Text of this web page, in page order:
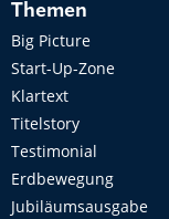
Themen
Big Picture
Start-Up-Zone
Klartext
Titelstory
Testimonial
Erdbewegung
Jubiläumsausgabe